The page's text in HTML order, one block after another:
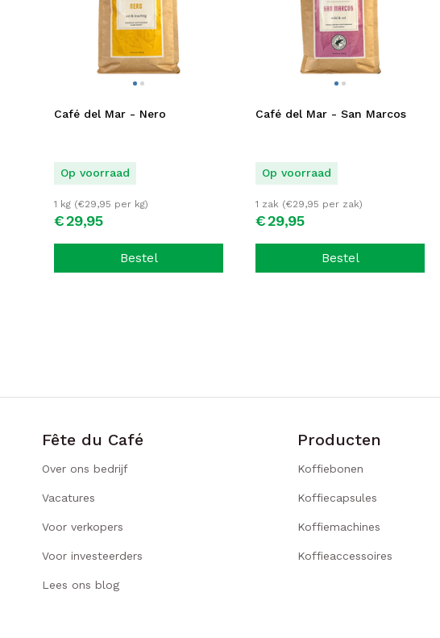
Café del Mar - Nero
Op voorraad
€29,95
1 kg (€29,95 per kg)
Bestel
Café del Mar - San Marcos
Op voorraad
€29,95
1 zak (€29,95 per zak)
Bestel
Fête du Café
Over ons bedrijf
Vacatures
Voor verkopers
Voor investeerders
Lees ons blog
Producten
Koffiebonen
Koffiecapsules
Koffiemachines
Koffieaccessoires